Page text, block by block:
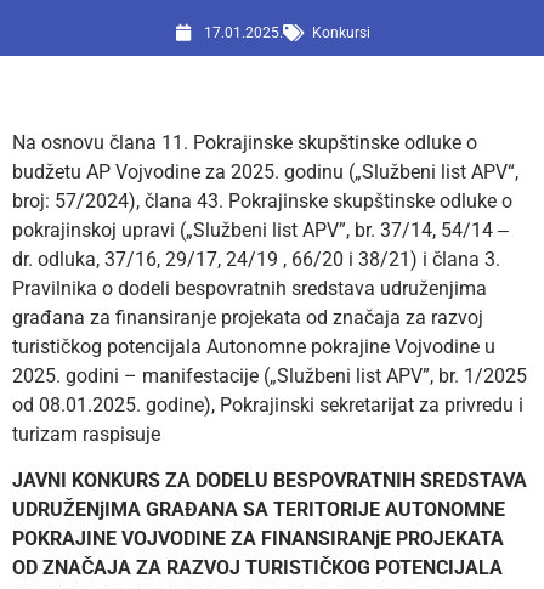
17.01.2025. Konkursi
Na osnovu člana 11. Pokrajinske skupštinske odluke o
budžetu AP Vojvodine za 2025. godinu („Službeni list APV“,
broj: 57/2024), člana 43. Pokrajinske skupštinske odluke o
pokrajinskoj upravi („Službeni list APV”, br. 37/14, 54/14 ‒
dr. odluka, 37/16, 29/17, 24/19 , 66/20 i 38/21) i člana 3.
Pravilnika o dodeli bespovratnih sredstava udruženjima
građana za finansiranje projekata od značaja za razvoj
turističkog potencijala Autonomne pokrajine Vojvodine u
2025. godini – manifestacije („Službeni list APV”, br. 1/2025
od 08.01.2025. godine), Pokrajinski sekretarijat za privredu i
turizam raspisuje
JAVNI KONKURS ZA DODELU BESPOVRATNIH SREDSTAVA
UDRUŽENjIMA GRAĐANA SA TERITORIJE AUTONOMNE
POKRAJINE VOJVODINE ZA FINANSIRANjE PROJEKATA
OD ZNAČAJA ZA RAZVOJ TURISTIČKOG POTENCIJALA